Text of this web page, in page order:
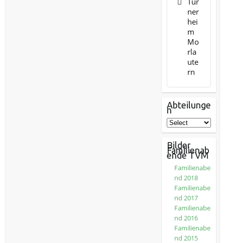
ner
hei
m
Mo
rla
ute
rn
Abteilunge
n
Bilder
Familienab
ende TVM
Familienabe
nd 2018
Familienabe
nd 2017
Familienabe
nd 2016
Familienabe
nd 2015